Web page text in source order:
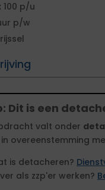
100
Dit is een
valt onder
overeenstemming
is detacheren?
als zzp'er werken?